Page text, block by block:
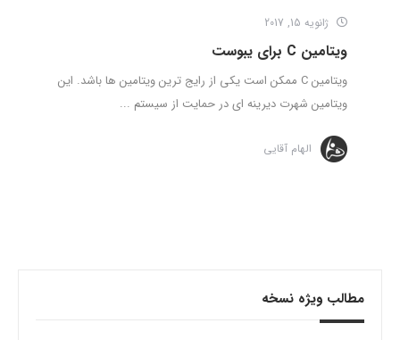
ژانویه 15, 2017
ویتامین C برای یبوست
ویتامین C ممکن است یکی از رایج ترین ویتامین ها باشد. این
ویتامین شهرت دیرینه ای در حمایت از سیستم ...
الهام آقایی
مطالب ویژه نسخه